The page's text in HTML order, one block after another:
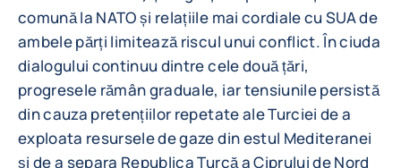
comună la NATO și relațiile mai cordiale cu SUA de
ambele părți limitează riscul unui conflict. În ciuda
dialogului continuu dintre cele două țări,
progresele rămân graduale, iar tensiunile persistă
din cauza pretențiilor repetate ale Turciei de a
exploata resursele de gaze din estul Mediteranei
și de a separa Republica Turcă a Ciprului de Nord